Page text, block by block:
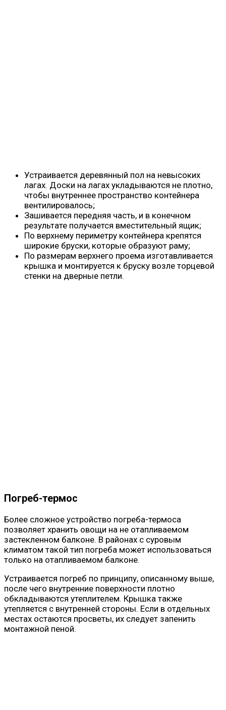
Устраивается деревянный пол на невысоких
лагах. Доски на лагах укладываются не плотно,
чтобы внутреннее пространство контейнера
вентилировалось;
Зашивается передняя часть, и в конечном
результате получается вместительный ящик;
По верхнему периметру контейнера крепятся
широкие бруски, которые образуют раму;
По размерам верхнего проема изготавливается
крышка и монтируется к бруску возле торцевой
стенки на дверные петли.
Погреб-термос
Более сложное устройство погреба-термоса
позволяет хранить овощи на не отапливаемом
застекленном балконе. В районах с суровым
климатом такой тип погреба может использоваться
только на отапливаемом балконе.
Устраивается погреб по принципу, описанному выше,
после чего внутренние поверхности плотно
обкладываются утеплителем. Крышка также
утепляется с внутренней стороны. Если в отдельных
местах остаются просветы, их следует запенить
монтажной пеной.